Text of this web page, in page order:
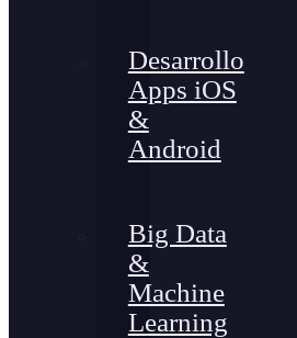
Desarrollo
Apps iOS
&
Android
Big Data
&
Machine
Learning